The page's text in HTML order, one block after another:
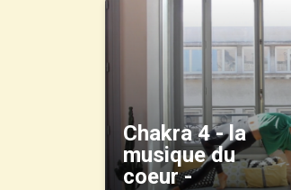
Chakra 4 - la
musique du
coeur -